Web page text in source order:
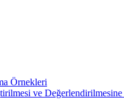
Örnekleri
ve